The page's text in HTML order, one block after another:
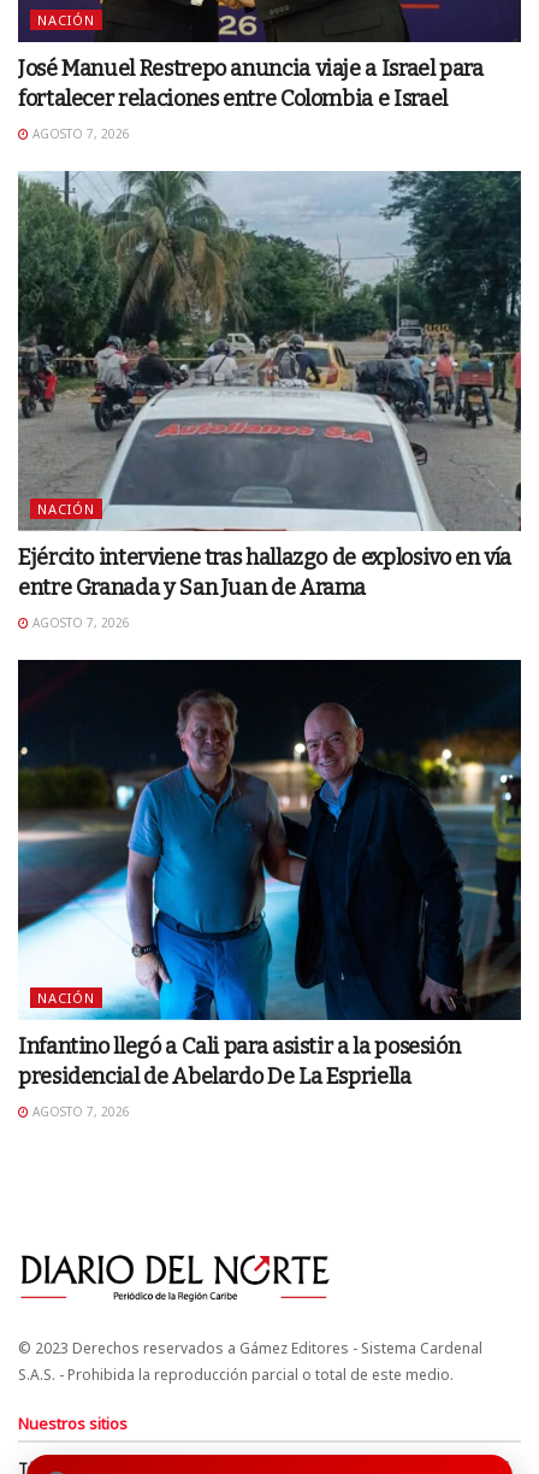
NACIÓN
José Manuel Restrepo anuncia viaje a Israel para
fortalecer relaciones entre Colombia e Israel
AGOSTO 7, 2026
NACIÓN
Ejército interviene tras hallazgo de explosivo en vía
entre Granada y San Juan de Arama
AGOSTO 7, 2026
NACIÓN
Infantino llegó a Cali para asistir a la posesión
presidencial de Abelardo De La Espriella
AGOSTO 7, 2026
© 2023 Derechos reservados a Gámez Editores - Sistema Cardenal
S.A.S. - Prohibida la reproducción parcial o total de este medio.
Nuestros sitios
Términos y Condiciones Derechos de Autor y Propiedad Intelectual